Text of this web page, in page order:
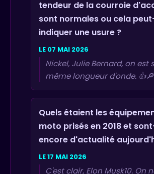
tendeur de la courroie
sont normales ou cela
indiquer une usure ?
LE 07 MAI 2026
Nickel, Julie Bernard, on est
même longueur d'onde. 👍🔎
Quels étaient les
moto prisés en 2018 et
encore d'actualité
LE 17 MAI 2026
C'est clair, Elon Musk10. On